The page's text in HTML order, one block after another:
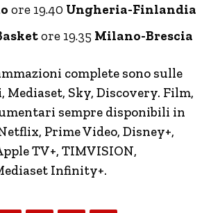
ore 19.40 Ungheria-Finlandia
ore 19.35 Milano-Brescia
complete sono sulle
Mediaset, Sky, Discovery. Film,
sempre disponibili in
Prime Video, Disney+,
TV+, TIMVISION,
Infinity+.